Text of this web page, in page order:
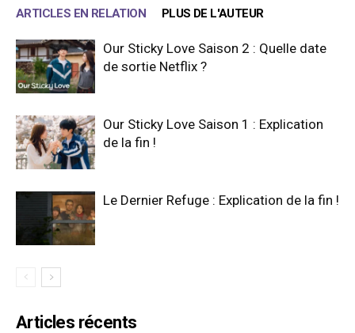
ARTICLES EN RELATION PLUS DE L'AUTEUR
Our Sticky Love Saison 2 : Quelle date
de sortie Netflix ?
Our Sticky Love Saison 1 : Explication
de la fin !
Le Dernier Refuge : Explication de la fin !
Articles récents